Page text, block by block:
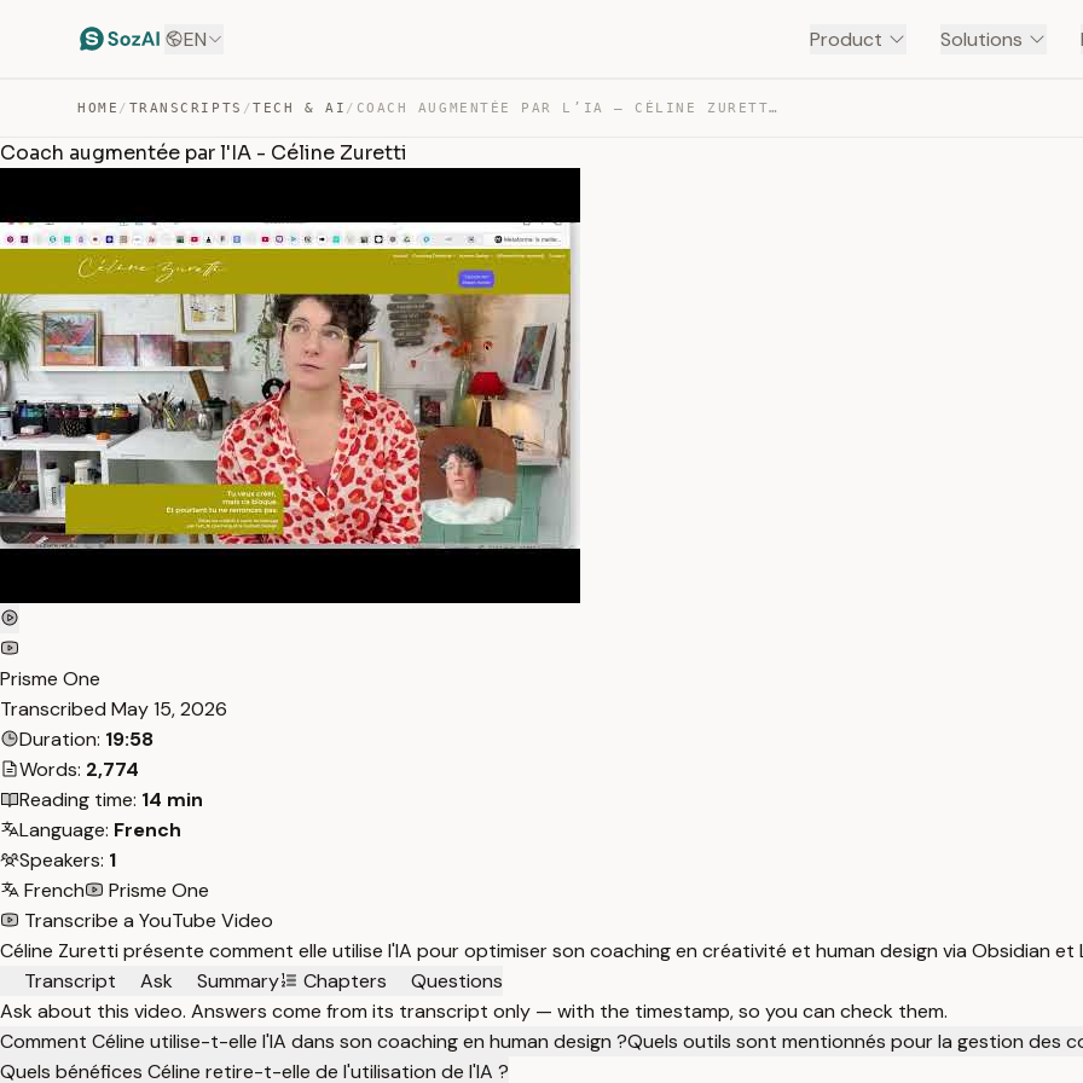
EN Product Solutions
HOME / TRANSCRIPTS /TECH & AI / COACH AUGMENTÉE PAR L’IA – CÉLINE ZURETTI — TRANSCRIPT
Coach augmentée par l'IA - Céline Zuretti
Prisme One
Transcribed May 15, 2026
Duration: 19:58
Words: 2,774
Reading time: 14 min
Language: French
Speakers: 1
French
Prisme One
Transcribe a YouTube Video
Céline Zuretti présente comment elle utilise l'IA pour optimiser son coaching en créativité et human design via Obsidian et
Transcript
Ask Summary Chapters
Questions
Ask about this video. Answers come from its transcript only — with the timestamp, so you can check them.
Comment Céline utilise-t-elle l'IA dans son coaching en human design ?Quels outils sont mentionnés pour la gestion des
Quels bénéfices Céline retire-t-elle de l'utilisation de l'IA ?